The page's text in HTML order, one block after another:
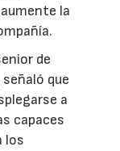
la
de
que
a
capaces
los